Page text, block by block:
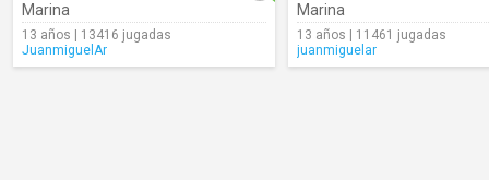
Marina
13 años | 13416 jugadas
JuanmiguelAr
Marina
13 años | 11461 jugadas
juanmiguelar